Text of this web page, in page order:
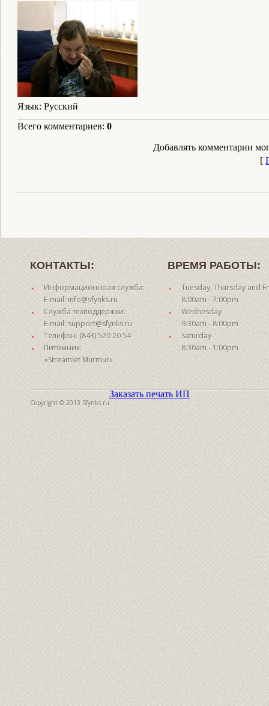
Язык: Русский
Всего комментариев: 0
Добавлять комментарии
[
КОНТАКТЫ:
Информационноая служба:
E-mail: info@sfynks.ru
Служба техподдержки:
E-mail: support@sfynks.ru
Телефон: (843) 520 20 54
Питомник:
«Streamlet Murmur»
ВРЕМЯ РАБОТЫ:
Tuesday, Thursday and
8:00am - 7:00pm
Wednesday
9:30am - 8:00pm
Saturday
8:30am - 1:00pm
Copyright © 2013 Sfynks.ru
Заказать печать ИП